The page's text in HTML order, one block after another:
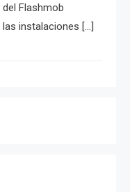
Flashmob
instalaciones […]